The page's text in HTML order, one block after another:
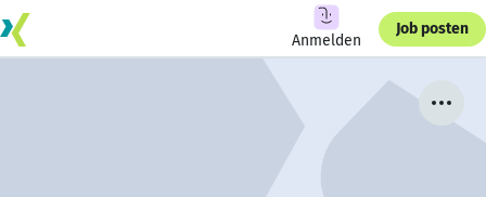
Anmelden
Job posten